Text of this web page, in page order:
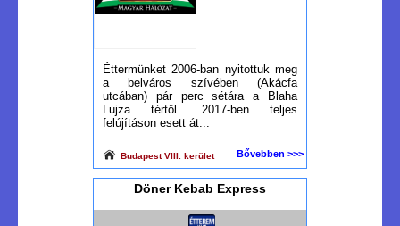
Éttermünket 2006-ban nyitottuk meg
a belváros szívében (Akácfa
utcában) pár perc sétára a Blaha
Lujza tértől. 2017-ben teljes
felújításon esett át...
Budapest VIII. kerület Bővebben >>>
Döner Kebab Express